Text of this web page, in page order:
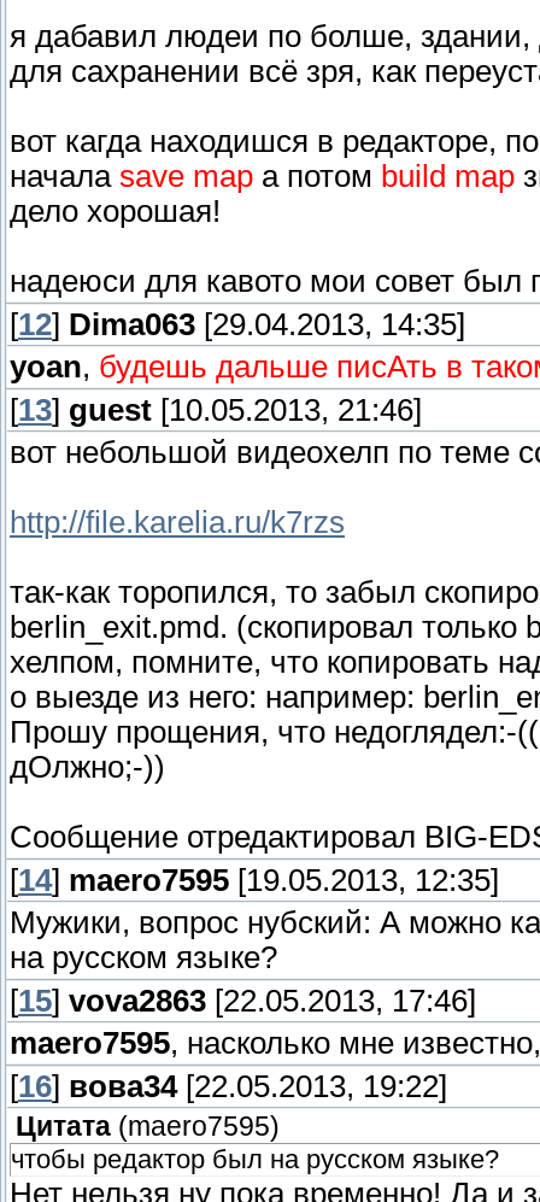
я дабавил людеи по болше,
для сахранении всё зря, как
вот кагда находишся в редакторе,
начала save map а потом build map
дело хорошая!
надеюси для кавото мои совет был
[12] Dima063 [29.04.2013, 14:35]
yoan, будешь дальше писАть в
[13] guest [10.05.2013, 21:46]
вот небольшой видеохелп по теме
http://file.karelia.ru/k7rzs
так-как торопился, то забыл
berlin_exit.pmd. (скопировал только
хелпом, помните, что копировать
о выезде из него: например:
Прошу прощения, что недоглядел:-
дОлжно;-))
Сообщение отредактировал BIG-
[14] maero7595 [19.05.2013, 12:35]
Мужики, вопрос нубский: А можно
на русском языке?
[15] vova2863 [22.05.2013, 17:46]
maero7595, насколько мне
[16] вова34[22.05.2013, 19:22]
Цитата (maero7595)
чтобы редактор был на русском языке?
Нет нельзя ну пока временно! Да и